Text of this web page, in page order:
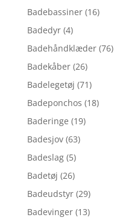
Badebassiner (16)
Badedyr (4)
Badehåndklæder (76)
Badekåber (26)
Badelegetøj (71)
Badeponchos (18)
Baderinge (19)
Badesjov (63)
Badeslag (5)
Badetøj (26)
Badeudstyr (29)
Badevinger (13)